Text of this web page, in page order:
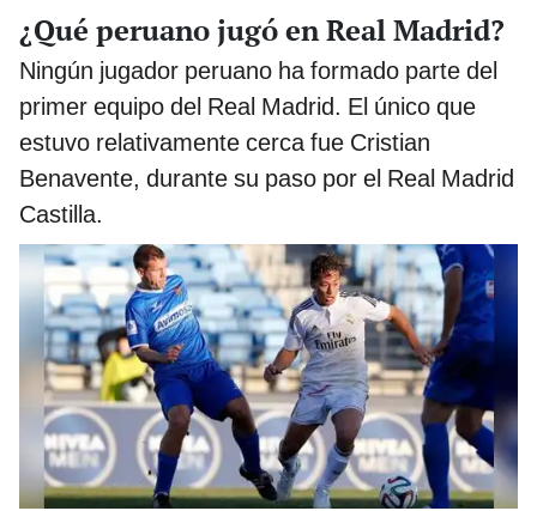
¿Qué peruano jugó en Real Madrid?
Ningún jugador peruano ha formado parte del
primer equipo del Real Madrid. El único que
estuvo relativamente cerca fue Cristian
Benavente, durante su paso por el Real Madrid
Castilla.